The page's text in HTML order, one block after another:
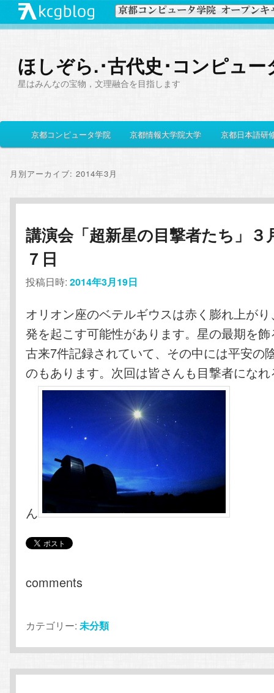
ほしぞら.･古代史･コンピュー
星はみんなの宝物，文理融合を目指します
イ
メ
ン
コ
ン
テ
ン
ツ
へ
動
サ
コ
ン
テ
ン
ツ
へ
移
京都コンピュータ学院 京都情報大学院大学 京都日本語研
月別アーカイブ:2014年3月
講演会「超新星の目撃者たち」３
７日
投稿日時:2014年3月19日
オリオン座のベテルギウスは赤く膨れ上が
発を起こす可能性があります。星の最期を
古来7件記録されていて、その中には平安の
のもあります。次回は皆さんも目撃者にな
ん
comments
カテゴリー: 未分類